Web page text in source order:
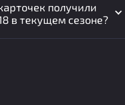
получили
в текущем сезоне?